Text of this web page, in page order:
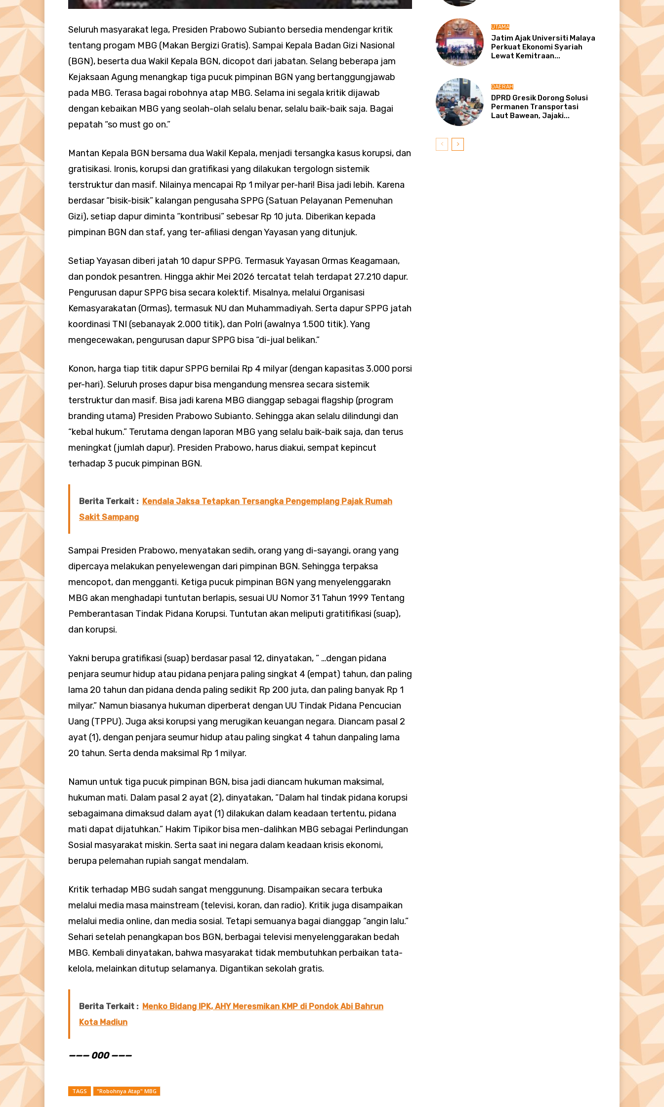
Seluruh masyarakat lega, Presiden Prabowo Subianto bersedia mendengar kritik
tentang progam MBG (Makan Bergizi Gratis). Sampai Kepala Badan Gizi Nasional
(BGN), beserta dua Wakil Kepala BGN, dicopot dari jabatan. Selang beberapa jam
Kejaksaan Agung menangkap tiga pucuk pimpinan BGN yang bertanggungjawab
pada MBG. Terasa bagai robohnya atap MBG. Selama ini segala kritik dijawab
dengan kebaikan MBG yang seolah-olah selalu benar, selalu baik-baik saja. Bagai
pepatah “so must go on.”
Mantan Kepala BGN bersama dua Wakil Kepala, menjadi tersangka kasus korupsi, dan
gratisikasi. Ironis, korupsi dan gratifikasi yang dilakukan tergologn sistemik
terstruktur dan masif. Nilainya mencapai Rp 1 milyar per-hari! Bisa jadi lebih. Karena
berdasar “bisik-bisik” kalangan pengusaha SPPG (Satuan Pelayanan Pemenuhan
Gizi), setiap dapur diminta “kontribusi” sebesar Rp 10 juta. Diberikan kepada
pimpinan BGN dan staf, yang ter-afiliasi dengan Yayasan yang ditunjuk.
Setiap Yayasan diberi jatah 10 dapur SPPG. Termasuk Yayasan Ormas Keagamaan,
dan pondok pesantren. Hingga akhir Mei 2026 tercatat telah terdapat 27.210 dapur.
Pengurusan dapur SPPG bisa secara kolektif. Misalnya, melalui Organisasi
Kemasyarakatan (Ormas), termasuk NU dan Muhammadiyah. Serta dapur SPPG jatah
koordinasi TNI (sebanayak 2.000 titik), dan Polri (awalnya 1.500 titik). Yang
mengecewakan, pengurusan dapur SPPG bisa “di-jual belikan.”
Konon, harga tiap titik dapur SPPG bernilai Rp 4 milyar (dengan kapasitas 3.000 porsi
per-hari). Seluruh proses dapur bisa mengandung mensrea secara sistemik
terstruktur dan masif. Bisa jadi karena MBG dianggap sebagai flagship (program
branding utama) Presiden Prabowo Subianto. Sehingga akan selalu dilindungi dan
“kebal hukum.” Terutama dengan laporan MBG yang selalu baik-baik saja, dan terus
meningkat (jumlah dapur). Presiden Prabowo, harus diakui, sempat kepincut
terhadap 3 pucuk pimpinan BGN.
Berita Terkait : Kendala Jaksa Tetapkan Tersangka Pengemplang Pajak Rumah
Sakit Sampang
Sampai Presiden Prabowo, menyatakan sedih, orang yang di-sayangi, orang yang
dipercaya melakukan penyelewengan dari pimpinan BGN. Sehingga terpaksa
mencopot, dan mengganti. Ketiga pucuk pimpinan BGN yang menyelenggarakn
MBG akan menghadapi tuntutan berlapis, sesuai UU Nomor 31 Tahun 1999 Tentang
Pemberantasan Tindak Pidana Korupsi. Tuntutan akan meliputi gratitifikasi (suap),
dan korupsi.
Yakni berupa gratifikasi (suap) berdasar pasal 12, dinyatakan, ” …dengan pidana
penjara seumur hidup atau pidana penjara paling singkat 4 (empat) tahun, dan paling
lama 20 tahun dan pidana denda paling sedikit Rp 200 juta, dan paling banyak Rp 1
milyar.” Namun biasanya hukuman diperberat dengan UU Tindak Pidana Pencucian
Uang (TPPU). Juga aksi korupsi yang merugikan keuangan negara. Diancam pasal 2
ayat (1), dengan penjara seumur hidup atau paling singkat 4 tahun danpaling lama
20 tahun. Serta denda maksimal Rp 1 milyar.
Namun untuk tiga pucuk pimpinan BGN, bisa jadi diancam hukuman maksimal,
hukuman mati. Dalam pasal 2 ayat (2), dinyatakan, “Dalam hal tindak pidana korupsi
sebagaimana dimaksud dalam ayat (1) dilakukan dalam keadaan tertentu, pidana
mati dapat dijatuhkan.” Hakim Tipikor bisa men-dalihkan MBG sebagai Perlindungan
Sosial masyarakat miskin. Serta saat ini negara dalam keadaan krisis ekonomi,
berupa pelemahan rupiah sangat mendalam.
Kritik terhadap MBG sudah sangat menggunung. Disampaikan secara terbuka
melalui media masa mainstream (televisi, koran, dan radio). Kritik juga disampaikan
melalui media online, dan media sosial. Tetapi semuanya bagai dianggap “angin lalu.”
Sehari setelah penangkapan bos BGN, berbagai televisi menyelenggarakan bedah
MBG. Kembali dinyatakan, bahwa masyarakat tidak membutuhkan perbaikan tata-
kelola, melainkan ditutup selamanya. Digantikan sekolah gratis.
Berita Terkait : Menko Bidang IPK, AHY Meresmikan KMP di Pondok Abi Bahrun
Kota Madiun
——— 000 ———
TAGS "Robohnya Atap" MBG
UTAMA
Jatim Ajak Universiti Malaya
Perkuat Ekonomi Syariah
Lewat Kemitraan...
DAERAH
DPRD Gresik Dorong Solusi
Permanen Transportasi
Laut Bawean, Jajaki...